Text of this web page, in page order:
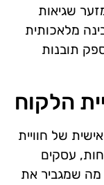
שגיאות
מלאכותית
תובנות
הלקוח
של חוויית
עסקים
מה שמגביר את